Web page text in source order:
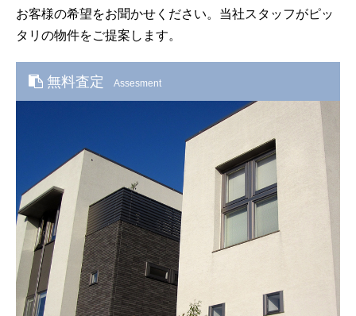
お客様の希望をお聞かせください。当社スタッフがピッ
タリの物件をご提案します。
無料査定 Assesment